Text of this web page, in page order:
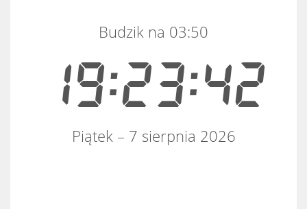
19:23:42
Budzik na 03:50
Piątek – 7 sierpnia 2026